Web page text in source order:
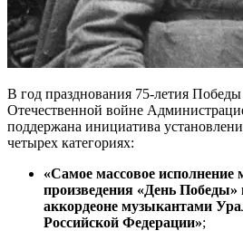
В год празднования 75-летия
Отечественной войне
поддержана инициатива
четырех категориях:
«Самое массовое исполнение
произведения «День Победы»
аккордеоне музыкантами
Российской Федерации»;